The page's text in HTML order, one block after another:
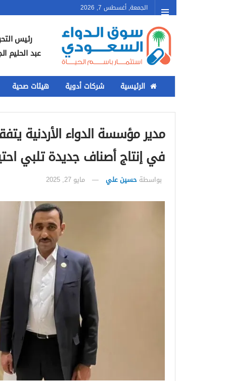
الجمعة, أغسطس 7, 2026
رئيس
عبد الحليم
الرئيسية شركات أدوية هيئات صحية
مدير مؤسسة الدواء الأردنية
في إنتاج أصناف جديدة تلبي
بواسطة حسين علي مايو 27, 2025